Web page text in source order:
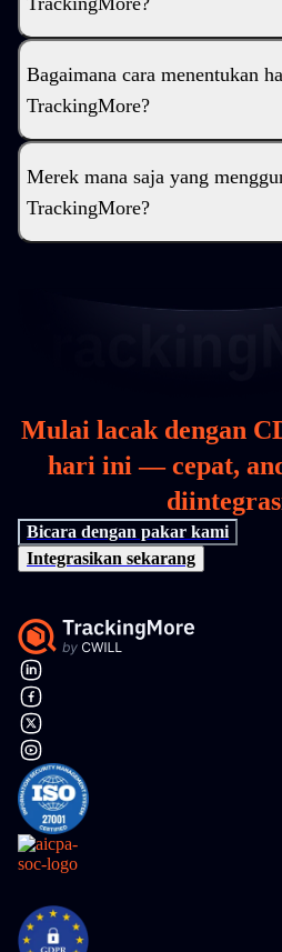
Bagaimana cara menentukan
TrackingMore?
Merek mana saja yang
TrackingMore?
Mulai lacak dengan
hari ini — cepat,
Bicara dengan pakar kami
Integrasikan sekarang